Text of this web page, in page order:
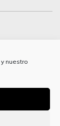
nuestro